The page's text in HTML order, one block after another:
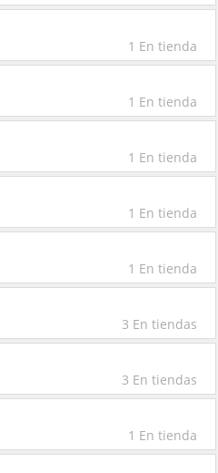
1 En tienda
1 En tienda
1 En tienda
1 En tienda
1 En tienda
3 En tiendas
3 En tiendas
1 En tienda